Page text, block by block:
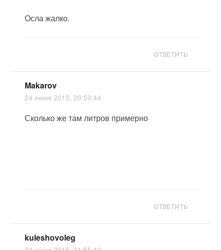
Осла жалко.
ОТВЕТИТЬ
Makarov
24 июня 2015, 20:59:44
Сколько же там литров примерно
ОТВЕТИТЬ
kuleshovoleg